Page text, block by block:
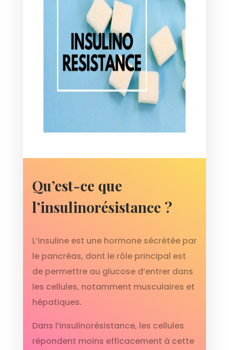
Qu’est-ce que
l’insulinorésistance ?
L’insuline est une hormone sécrétée par
le pancréas, dont le rôle principal est
de permettre au glucose d’entrer dans
les cellules, notamment musculaires et
hépatiques.
Dans l’insulinorésistance, les cellules
répondent moins efficacement à cette